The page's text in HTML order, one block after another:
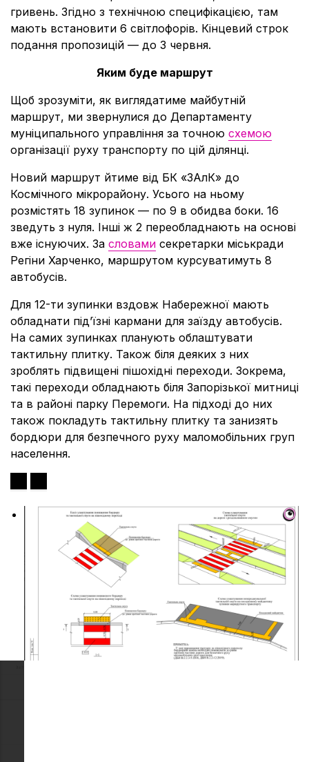
гривень. Згідно з технічною специфікацією, там
мають встановити 6 світлофорів. Кінцевий строк
подання пропозицій — до 3 червня.
Яким буде маршрут
Щоб зрозуміти, як виглядатиме майбутній
маршрут, ми звернулися до Департаменту
муніципального управління за точною схемою
організації руху транспорту по цій ділянці.
Новий маршрут йтиме від БК «ЗАлК» до
Космічного мікрорайону. Усього на ньому
розмістять 18 зупинок — по 9 в обидва боки. 16
зведуть з нуля. Інші ж 2 переобладнають на основі
вже існуючих. За словами секретарки міськради
Регіни Харченко, маршрутом курсуватимуть 8
автобусів.
Для 12-ти зупинки вздовж Набережної мають
обладнати під’їзні кармани для заїзду автобусів.
На самих зупинках планують облаштувати
тактильну плитку. Також біля деяких з них
зроблять підвищені пішохідні переходи. Зокрема,
такі переходи обладнають біля Запорізької митниці
та в районі парку Перемоги. На підході до них
також покладуть тактильну плитку та занизять
бордюри для безпечного руху маломобільних груп
населення.